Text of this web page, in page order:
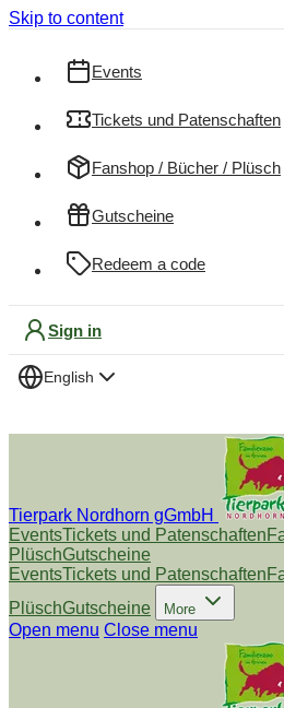
Skip to content
Events
Tickets und Patenschaften
Fanshop / Bücher / Plüsch
Gutscheine
Redeem a code
Sign in
English
Tierpark Nordhorn gGmbH
EventsTickets und Patenschaften
PlüschGutscheine
EventsTickets und Patenschaften
PlüschGutscheine More
Open menu Close menu